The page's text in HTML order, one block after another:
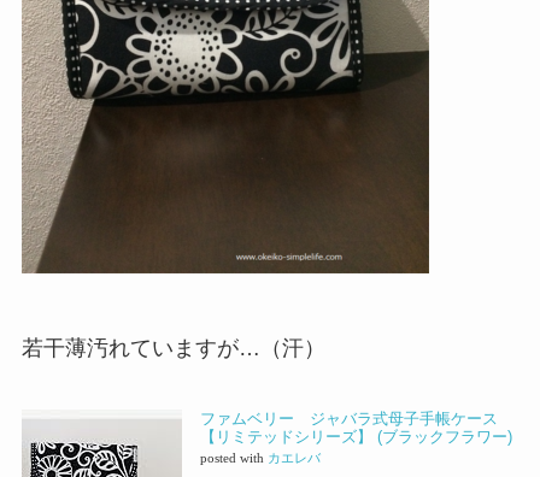
若干薄汚れていますが…（汗）
ファムベリー ジャバラ式母子手帳ケース
【リミテッドシリーズ】 (ブラックフラワー)
posted with カエレバ